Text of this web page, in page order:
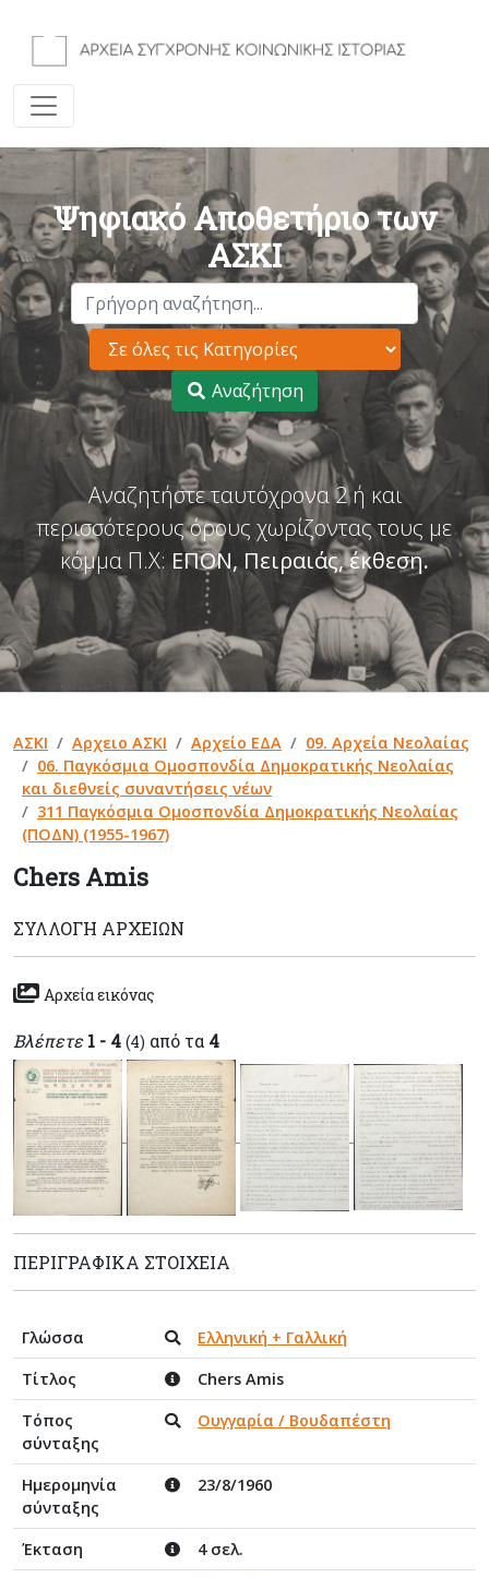
Ψηφιακό Αποθετήριο των
ΑΣΚΙ
Αναζήτηση
Αναζητήστε ταυτόχρονα 2 ή και
περισσότερους όρους χωρίζοντας τους με
κόμμα Π.Χ: ΕΠΟΝ, Πειραιάς, έκθεση.
ΑΣΚΙ Αρχειο ΑΣΚΙ Αρχείο ΕΔΑ
09. Αρχεία Νεολαίας
06. Παγκόσμια Ομοσπονδία Δημοκρατικής Νεολαίας
και διεθνείς συναντήσεις νέων
311 Παγκόσμια Ομοσπονδία Δημοκρατικής Νεολαίας
(ΠΟΔΝ) (1955-1967)
Chers Amis
ΣΥΛΛΟΓΉ ΑΡΧΕΊΩΝ
Αρχεία εικόνας
Βλέπετε 1 - 4 (4) από τα 4
ΠΕΡΙΓΡΑΦΙΚΆ ΣΤΟΙΧΕΊΑ
Γλώσσα
Ελληνική + Γαλλική
Τίτλος
Chers Amis
Τόπος
σύνταξης
Ουγγαρία / Βουδαπέστη
Ημερομηνία
σύνταξης
23/8/1960
Έκταση
4 σελ.